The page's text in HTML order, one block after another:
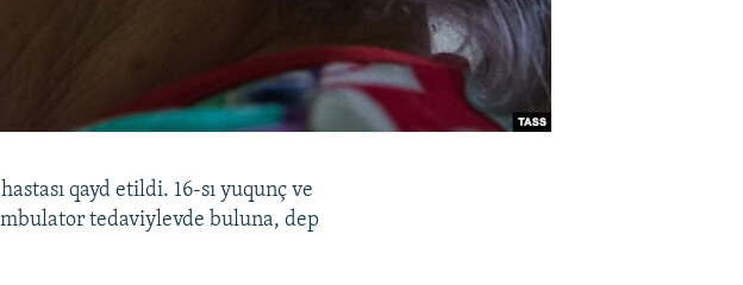
qayd etildi. 16-sı yuqunç ve
tedaviylevde buluna, dep